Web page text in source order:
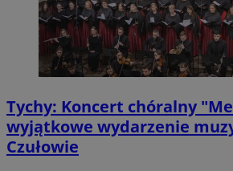
Tychy: Koncert chóralny
wyjątkowe wydarzenie
Czułowie